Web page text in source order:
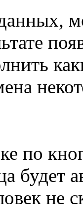
по
будет
не